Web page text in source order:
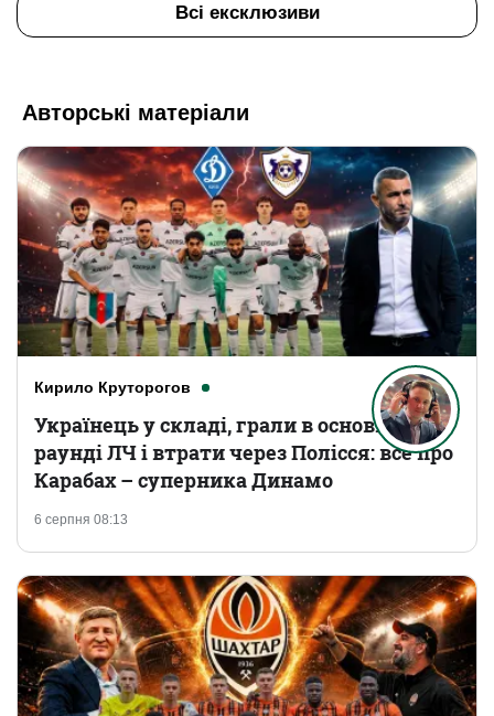
Всі ексклюзиви
Авторські матеріали
Кирило Круторогов
6 серпня 08:13
Українець у складі, грали в основному
раунді ЛЧ і втрати через Полісся: все про
Карабах – суперника Динамо